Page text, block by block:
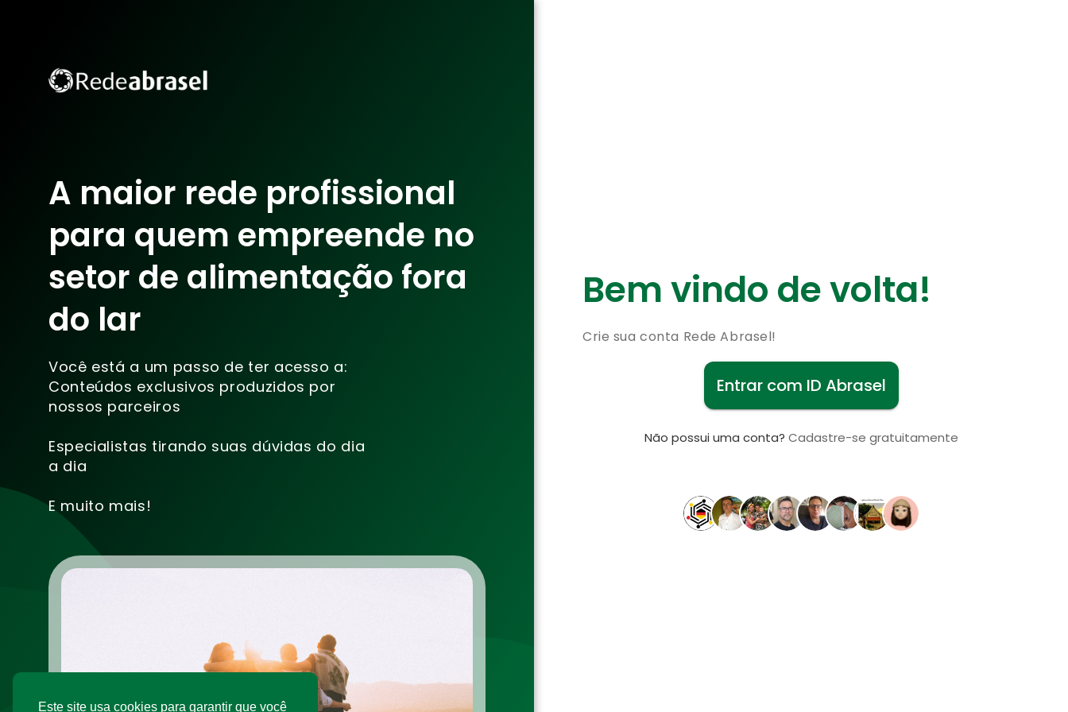
Este site usa cookies para garantir que você
A maior rede profissional
para quem empreende no
setor de alimentação fora
do lar
Você está a um passo de ter acesso a:
Conteúdos exclusivos produzidos por
nossos parceiros
Especialistas tirando suas dúvidas do dia
a dia
E muito mais!
Bem vindo de volta!
Crie sua conta Rede Abrasel!
Entrar com ID Abrasel
Não possui uma conta? Cadastre-se gratuitamente